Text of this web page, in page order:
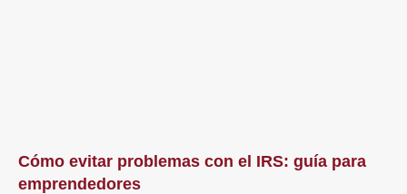
Cómo evitar problemas con el IRS: guía para
emprendedores